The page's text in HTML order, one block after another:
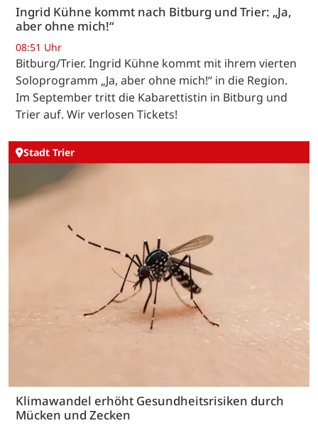
Ingrid Kühne kommt nach Bitburg und Trier: „Ja,
aber ohne mich!“
08:51 Uhr
Bitburg/Trier. Ingrid Kühne kommt mit ihrem vierten
Soloprogramm „Ja, aber ohne mich!“ in die Region.
Im September tritt die Kabarettistin in Bitburg und
Trier auf. Wir verlosen Tickets!
Stadt Trier
Klimawandel erhöht Gesundheitsrisiken durch
Mücken und Zecken